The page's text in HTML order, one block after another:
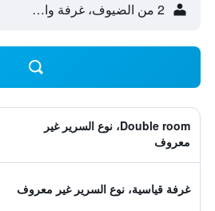
2 من الضيوف، غرفة واحدة
Double room، نوع السرير غير
معروف
غرفة قياسية، نوع السرير غير معروف